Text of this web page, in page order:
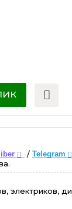
/ Telegram
электриков,